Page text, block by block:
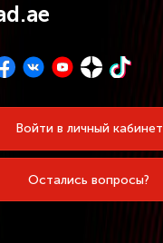
Войти в личный кабинет
Остались вопросы?